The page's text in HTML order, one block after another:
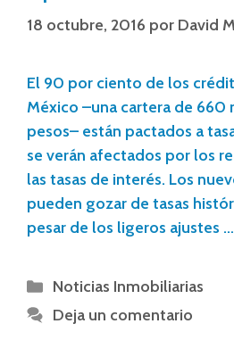
18 octubre, 2016 por David
El 90 por ciento de los
México –una cartera de 660
pesos– están pactados a
se verán afectados por los
las tasas de interés. Los
pueden gozar de tasas
pesar de los ligeros ajustes …
Noticias Inmobiliarias
Deja un comentario